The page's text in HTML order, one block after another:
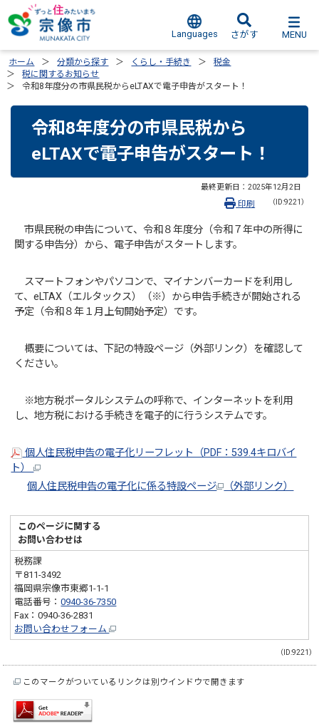
Languages さがす MENU
ホーム 分類から探す くらし・手続き
税金
税に関するお知らせ
令和8年度分の市県民税からeLTAXで電子申告がスタート！
令和8年度分の市県民税から
eLTAXで電子申告がスタート！
最終更新日： 2025年12月2日
（ID:9221）
印刷
市県民税の申告について、令和８年度分（令和７年中の所得に
関する申告分）から、電子申告がスタートします。
スマートフォンやパソコンで、マイナンバーカードを利用し
て、eLTAX（エルタックス）（※）から申告手続きが開始される
予定（令和８年１月上旬開始予定）です。
概要については、下記の特設ページ（外部リンク）を確認して
ください。
※地方税ポータルシステムの呼称で、インターネットを利用
し、地方税における手続きを電子的に行うシステムです。
個人住民税申告の電子化リーフレット（PDF：539.4キロバイ
ト）
個人住民税申告の電子化に係る特設ページ
（外部リンク）
このページに関する
お問い合わせは
税務課
〒811-3492
福岡県宗像市東郷1-1-1
電話番号：0940-36-7350
Fax：0940-36-2831
お問い合わせフォーム
（ID:9221）
このマークがついているリンクは別ウインドウで開きます